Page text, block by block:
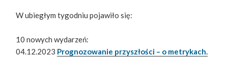
W ubiegłym tygodniu pojawiło się:
10 nowych wydarzeń:
04.12.2023 Prognozowanie przyszłości – o metrykach.